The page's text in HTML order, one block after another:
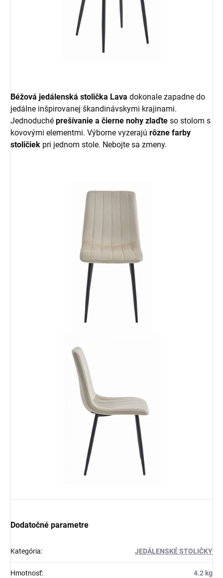
Béžová jedálenská stolička Lava dokonale zapadne do
jedálne inšpirovanej škandinávskymi krajinami.
Jednoduché prešívanie a čierne nohy zlaďte so stolom s
kovovými elementmi. Výborne vyzerajú rôzne farby
stoličiek pri jednom stole. Nebojte sa zmeny.
Dodatočné parametre
Kategória: JEDÁLENSKÉ STOLIČKY
Hmotnosť: 4.2 kg